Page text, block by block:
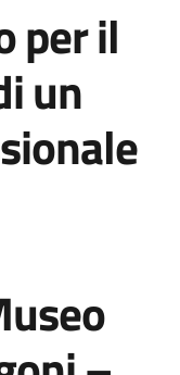
per il
un